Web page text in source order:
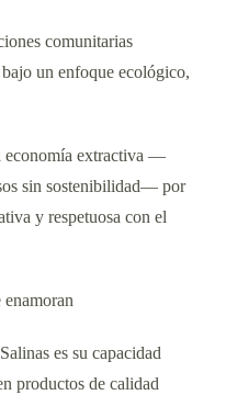
comunitarias
un enfoque ecológico,
economía extractiva —
sin sostenibilidad— por
y respetuosa con el
es su capacidad
productos de calidad